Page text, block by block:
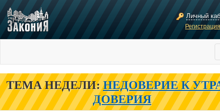
Личный
ТЕМА НЕДЕЛИ: НЕДОВЕРИЕ К
ДОВЕРИЯ